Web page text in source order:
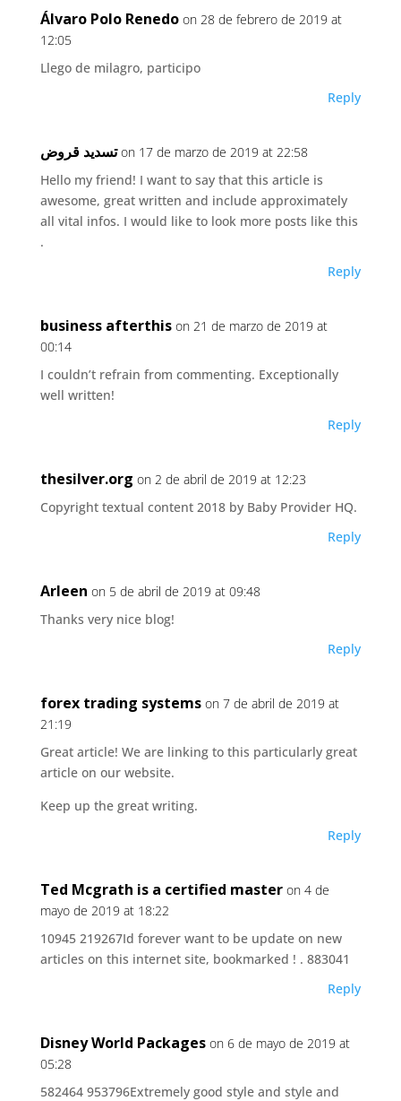
Álvaro Polo Renedo on 28 de febrero de 2019 at
12:05
Llego de milagro, participo
Reply
تسديد قروض on 17 de marzo de 2019 at 22:58
Hello my friend! I want to say that this article is
awesome, great written and include approximately
all vital infos. I would like to look more posts like this
.
Reply
business afterthis on 21 de marzo de 2019 at
00:14
I couldn’t refrain from commenting. Exceptionally
well written!
Reply
thesilver.org on 2 de abril de 2019 at 12:23
Copyright textual content 2018 by Baby Provider HQ.
Reply
Arleen on 5 de abril de 2019 at 09:48
Thanks very nice blog!
Reply
forex trading systems on 7 de abril de 2019 at
21:19
Great article! We are linking to this particularly great
article on our website.
Keep up the great writing.
Reply
Ted Mcgrath is a certified master on 4 de
mayo de 2019 at 18:22
10945 219267Id forever want to be update on new
articles on this internet site, bookmarked ! . 883041
Reply
Disney World Packages on 6 de mayo de 2019 at
05:28
582464 953796Extremely good style and style and